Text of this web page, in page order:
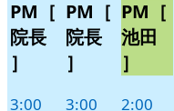
PM［
院長
］
3:00
PM［
院長
］
3:00
PM［
池田
］
2:00